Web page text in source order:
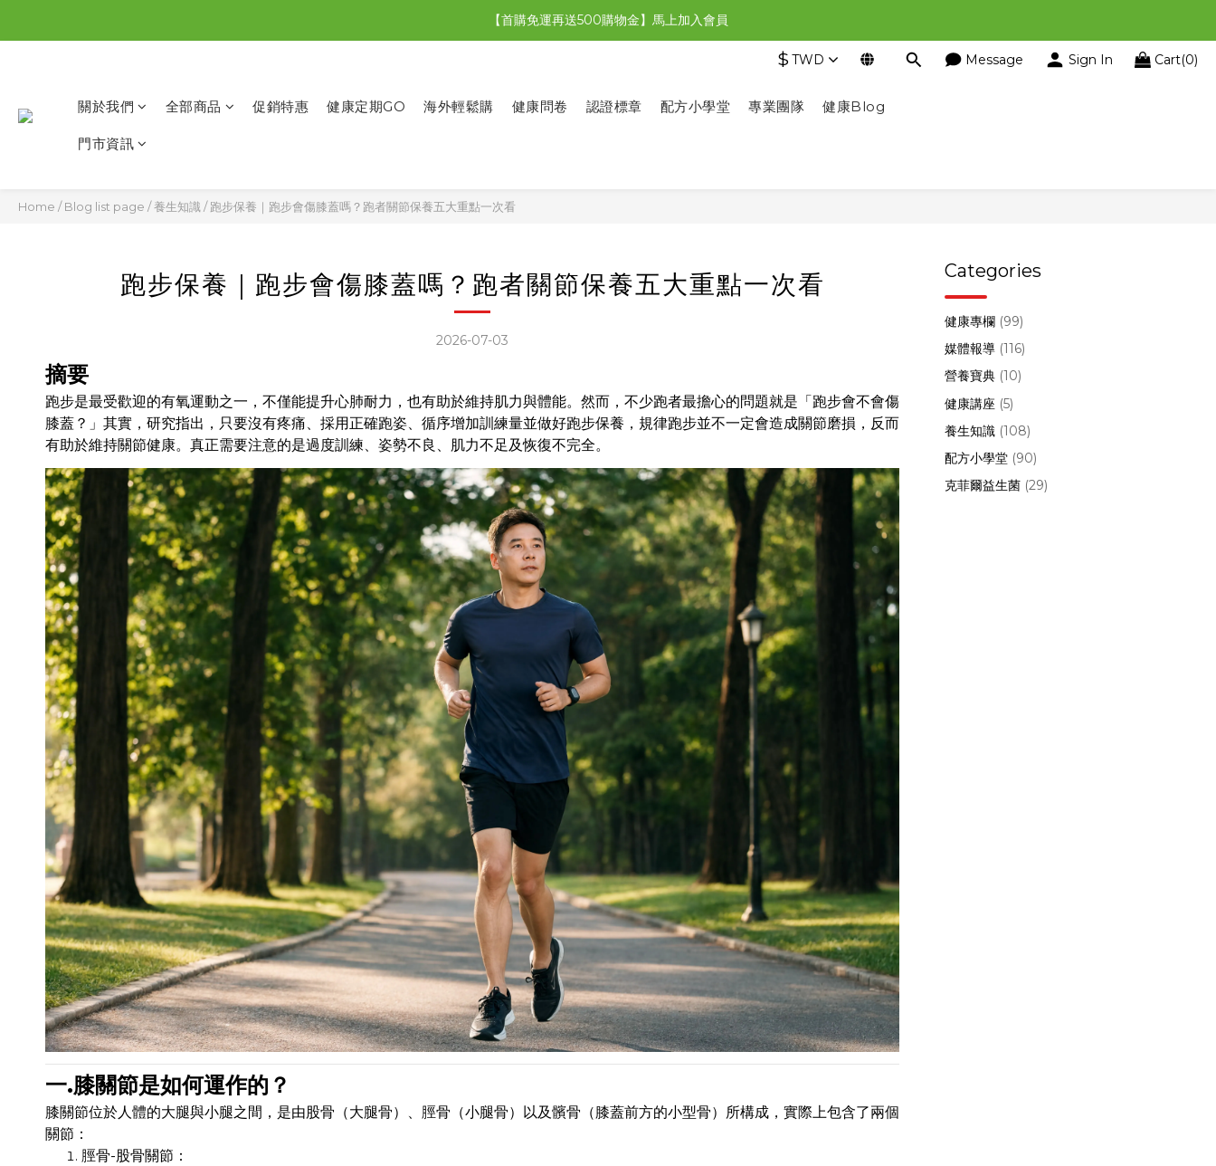
【限時特惠】全館滿1,000送500購物金！
【首購免運再送500購物金】馬上加入會員
$ TWD Message Sign In Cart(0)
關於我們 全部商品 促銷特惠 健康定期GO 海外輕鬆購 健康問卷 認證標章 配方小學堂 專業團隊 健康Blog
門市資訊
Home /Blog list page /養生知識 /跑步保養｜跑步會傷膝蓋嗎？跑者關節保養五大重點一次看
跑步保養｜跑步會傷膝蓋嗎？跑者關節保養五大重點一次看
2026-07-03
摘要
跑步是最受歡迎的有氧運動之一，不僅能提升心肺耐力，也有助於維持肌力與體能。然而，不少跑者最擔心的問題就是「跑步會不會傷
膝蓋？」其實，研究指出，只要沒有疼痛、採用正確跑姿、循序增加訓練量並做好跑步保養，規律跑步並不一定會造成關節磨損，反而
有助於維持關節健康。真正需要注意的是過度訓練、姿勢不良、肌力不足及恢復不完全。
一.膝關節是如何運作的？
膝關節位於人體的大腿與小腿之間，是由股骨（大腿骨）、脛骨（小腿骨）以及髕骨（膝蓋前方的小型骨）所構成，實際上包含了兩個
關節：
脛骨-股骨關節：
Categories
健康專欄 (99)
媒體報導 (116)
營養寶典 (10)
健康講座 (5)
養生知識 (108)
配方小學堂 (90)
克菲爾益生菌 (29)